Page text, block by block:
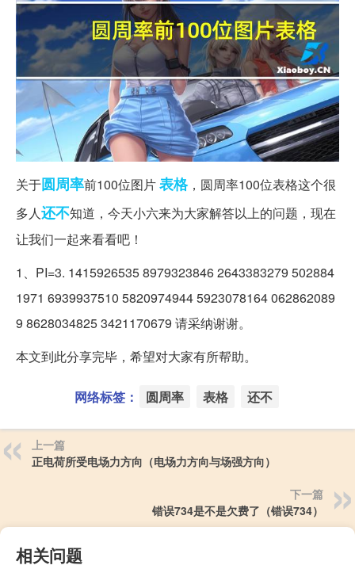
关于圆周率前100位图片表格，圆周率100位表格这个很
多人还不知道，今天小六来为大家解答以上的问题，现在
让我们一起来看看吧！
1、PI=3. 1415926535 8979323846 2643383279 502884
1971 6939937510 5820974944 5923078164 062862089
9 8628034825 3421170679 请采纳谢谢。
本文到此分享完毕，希望对大家有所帮助。
网络标签： 圆周率 表格 还不
上一篇
正电荷所受电场力方向（电场力方向与场强方向）
下一篇
错误734是不是欠费了（错误734）
相关问题